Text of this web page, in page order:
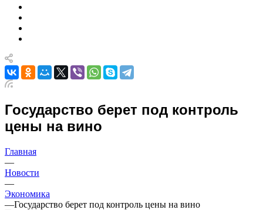
Государство берет под контроль
цены на вино
Главная
—
Новости
—
Экономика
—Государство берет под контроль цены на вино